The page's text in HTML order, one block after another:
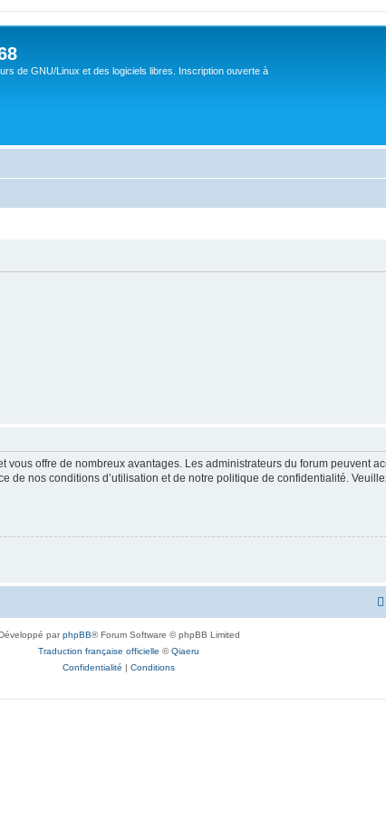
de GNU/Linux et des logiciels libres. Inscription ouverte à
vous offre de nombreux avantages. Les administrateurs du forum peuvent
de nos conditions d’utilisation et de notre politique de confidentialité.
parphpBB® Forum Software © phpBB Limited
Traduction française officielle ©Qiaeru
Confidentialité | Conditions